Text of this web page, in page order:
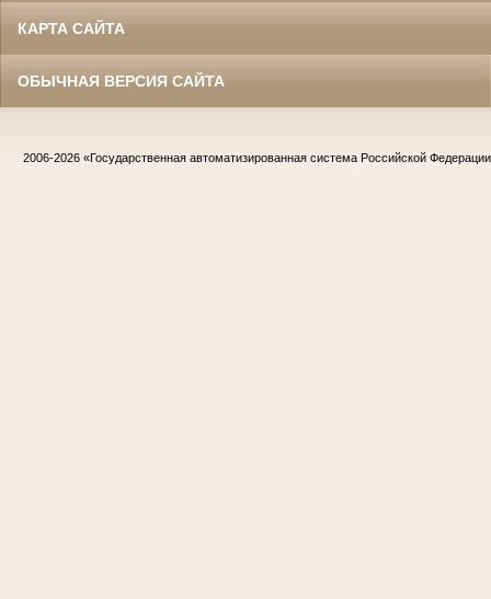
КАРТА САЙТА
ОБЫЧНАЯ ВЕРСИЯ САЙТА
2006-2026 «Государственная автоматизированная система Российской